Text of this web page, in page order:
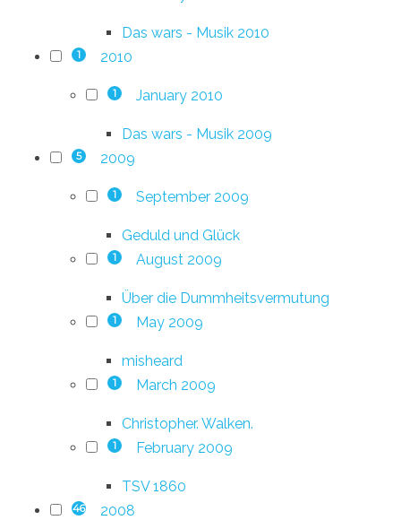
Das wars - Musik 2010
1 2010
1 January 2010
Das wars - Musik 2009
5 2009
1 September 2009
Geduld und Glück
1 August 2009
Über die Dummheitsvermutung
1 May 2009
misheard
1 March 2009
Christopher. Walken.
1 February 2009
TSV 1860
46 2008